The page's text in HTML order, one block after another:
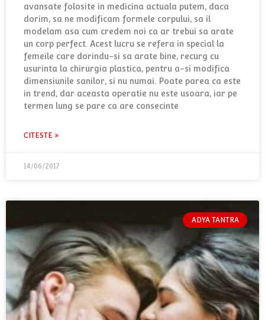
avansate folosite in medicina actuala putem, daca
dorim, sa ne modificam formele corpului, sa il
modelam asa cum credem noi ca ar trebui sa arate
un corp perfect. Acest lucru se refera in special la
femeile care dorindu-si sa arate bine, recurg cu
usurinta la chirurgia plastica, pentru a-si modifica
dimensiunile sanilor, si nu numai. Poate parea ca este
in trend, dar aceasta operatie nu este usoara, iar pe
termen lung se pare ca are consecinte
CITESTE »
14/06/2017
ADYA TANTRA